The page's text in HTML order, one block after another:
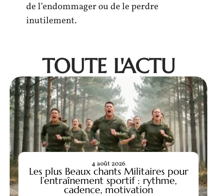
de l’endommager ou de le perdre
inutilement.
TOUTE L'ACTU
Les plus Beaux chants Militaires pour
l’entraînement sportif : rythme,
cadence, motivation
4 août 2026